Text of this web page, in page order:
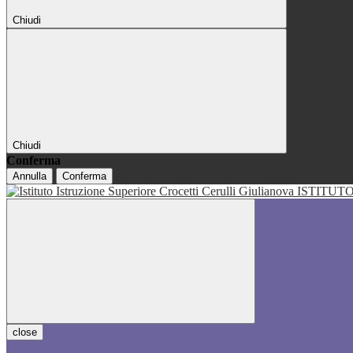
Chiudi
Chiudi
Conferma
Annulla Conferma
close